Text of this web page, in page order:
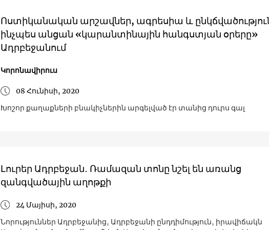
Ոստիկանական արշավներ, ագրեսիա և
ինչպես անցան «կարանտինային հանգստյան օրերը»
Ադրբեջանում
Կորոնավիրուս
08 Հունիսի, 2020
Խոշոր քաղաքների բնակիչներին արգելված էր տանից դուրս գալ
Լուրեր Ադրբեջան․ Ռամազան տոնը նշել են առանց
զանգվածային աղոթքի
24 Մայիսի, 2020
Նորություններ Ադրբեջանից, Ադրբեջանի ընդդիմություն, իրավիճակն